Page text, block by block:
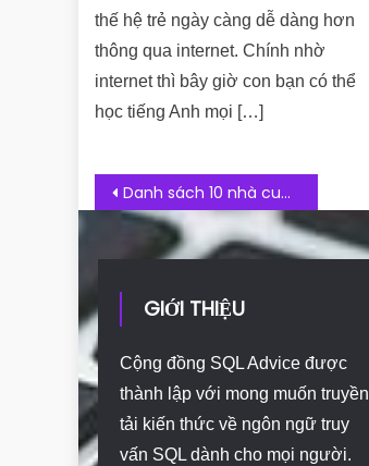
thế hệ trẻ ngày càng dễ dàng hơn
thông qua internet. Chính nhờ
internet thì bây giờ con bạn có thể
học tiếng Anh mọi […]
Post navigation
Danh sách 10 nhà cung cấp WordPress Hosting nên mua nhất hiện nay
GIỚI THIỆU
Cộng đồng SQL Advice được
thành lập với mong muốn truyền
tải kiến thức về ngôn ngữ truy
vấn SQL dành cho mọi người.